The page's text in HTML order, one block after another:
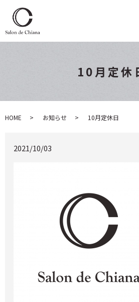
10月定休
HOME お知らせ 10月定休日
2021/10/03